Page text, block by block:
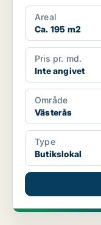
Areal
Ca. 195 m2
Pris pr. md.
Inte angivet
Område
Västerås
Type
Butikslokal